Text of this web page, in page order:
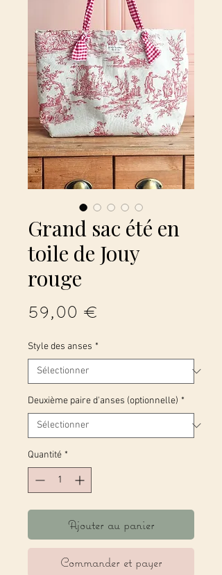
Grand sac été en
toile de Jouy
rouge
59,00 €
Style des anses *
Deuxième paire d'anses (optionnelle) *
Quantité *
Ajouter au panier
Commander et payer